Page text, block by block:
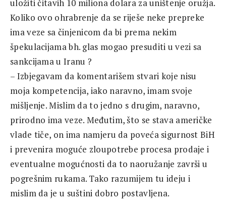
uložiti čitavih 10 miliona dolara za uništenje oružja.
Koliko ovo ohrabrenje da se riješe neke prepreke
ima veze sa činjenicom da bi prema nekim
špekulacijama bh. glas mogao presuditi u vezi sa
sankcijama u Iranu ?
– Izbjegavam da komentarišem stvari koje nisu
moja kompetencija, iako naravno, imam svoje
mišljenje. Mislim da to jedno s drugim, naravno,
prirodno ima veze. Međutim, što se stava američke
vlade tiče, on ima namjeru da poveća sigurnost BiH
i prevenira moguće zloupotrebe procesa prodaje i
eventualne mogućnosti da to naoružanje završi u
pogrešnim rukama. Tako razumijem tu ideju i
mislim da je u suštini dobro postavljena.